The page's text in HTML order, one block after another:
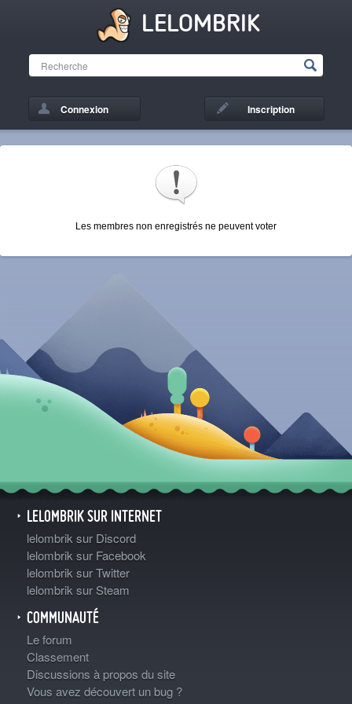
LELOMBRIK
Connexion Inscription
Les membres non enregistrés ne peuvent voter
LELOMBRIK SUR INTERNET
lelombrik sur Discord
lelombrik sur Facebook
lelombrik sur Twitter
lelombrik sur Steam
COMMUNAUTÉ
Le forum
Classement
Discussions à propos du site
Vous avez découvert un bug ?